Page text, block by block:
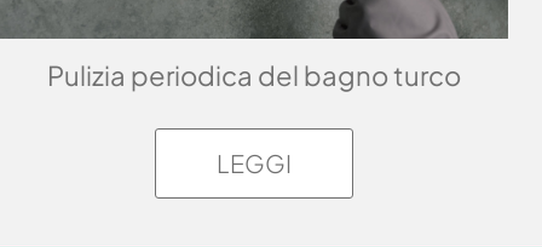
Pulizia periodica del bagno turco
LEGGI